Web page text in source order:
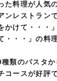
た料理が人気
ンレストランで
かけて・・・
・・・」の料
類のパスタ
コースが好評で